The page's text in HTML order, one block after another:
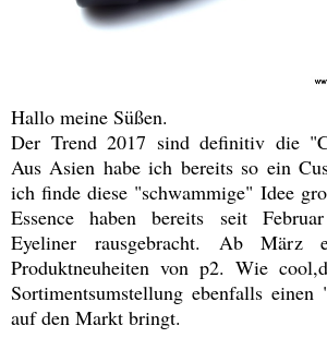
Hallo meine Süßen.
Der Trend 2017 sind definitiv die
Aus Asien habe ich bereits so ein
ich finde diese "schwammige" Idee
Essence haben bereits seit
Eyeliner rausgebracht. Ab März
Produktneuheiten von p2. Wie
Sortimentsumstellung ebenfalls
auf den Markt bringt.